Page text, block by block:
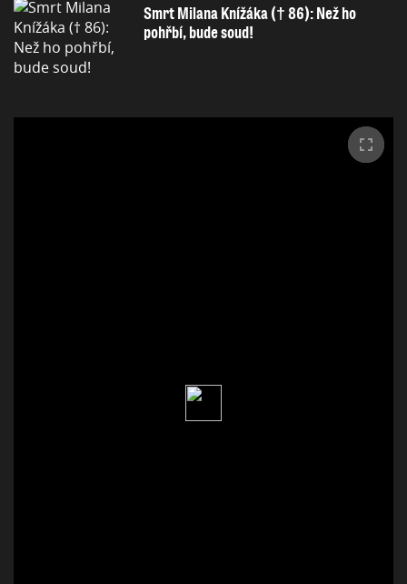
Smrt Milana Knížáka († 86): Než ho
pohřbí, bude soud!